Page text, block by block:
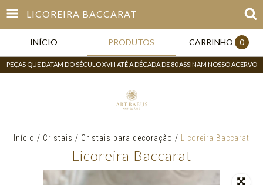
LICOREIRA BACCARAT
INÍCIO PRODUTOS CARRINHO 0
PEÇAS QUE DATAM DO SÉCULO XVIII ATÉ A DÉCADA DE 80 ASSINAM NOSSO ACERVO
Início / Cristais / Cristais para decoração / Licoreira Baccarat
Licoreira Baccarat